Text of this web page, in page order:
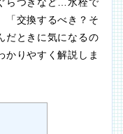
らつきなど…水栓で
「交換するべき？そ
だときに気になるの
かりやすく解説しま